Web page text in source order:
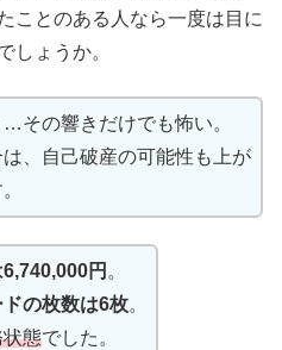
ことのある人なら一度は目に
しょうか。
その響きだけでも怖い。
、自己破産の可能性も上が
円 。
の枚数は6枚。
態でした。